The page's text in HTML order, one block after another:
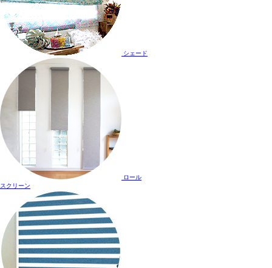
シェード
ロール
スクリーン